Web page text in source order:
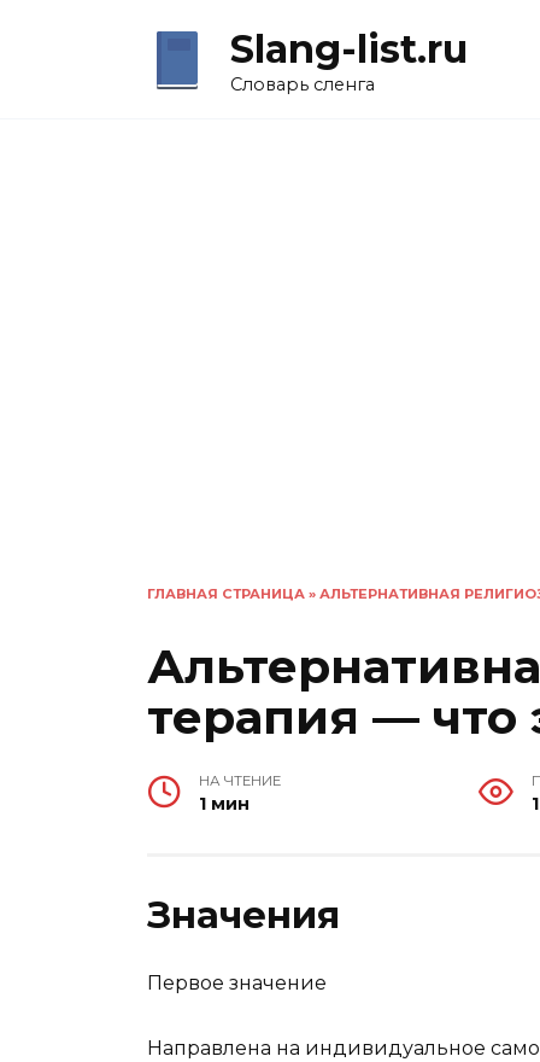
Slang-list.ru
Словарь сленга
ГЛАВНАЯ СТРАНИЦА » АЛЬТЕРНАТИВНАЯ
терапия — что
НА ЧТЕНИЕ
1 мин 1
Значения
Первое значение
Направлена на индивидуальное